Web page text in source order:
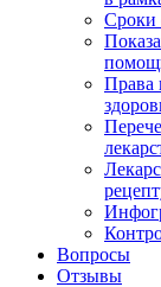
Сроки
Права
Вопросы
Отзывы